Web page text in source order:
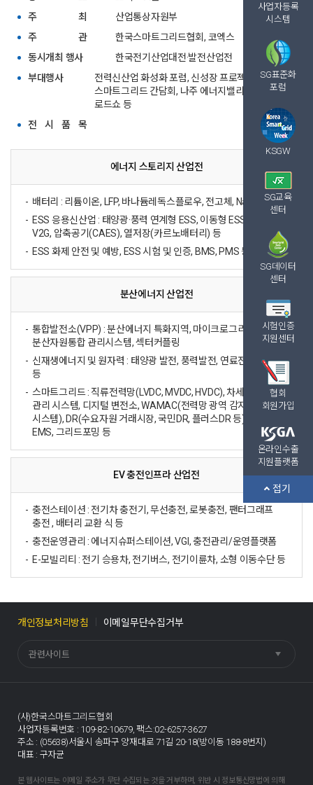
사업자등록
시스템
SG표준화
포럼
KSGW
SG교육
센터
SG데이터
센터
시험인증
지원센터
협회
회원가입
온라인수출
지원플랫폼
접기
주
최
산업통상자원부
주
관
한국스마트그리드협회, 코엑스
동시개최 행사
한국전기산업대전·발전산업전
부대행사
전력신산업 화성화 포럼, 신성장 프로젝트
스마트그리드 간담회, 나주 에너지밸리 투자유치
로드쇼 등
전
시 품 목
에너지 스토리지 산업전
배터리 : 리튬이온, LFP, 바나듐레독스플로우, 전고체, NaS 등
ESS 응용신산업 : 태양광·풍력 연계형 ESS, 이동형 ESS, 양수발전,
V2G, 압축공기(CAES), 열저장(카르노배터리) 등
ESS 화제 안전 및 예방, ESS 시험 및 인증, BMS, PMS 등
분산에너지 산업전
통합발전소(VPP) : 분산에너지 특화지역, 마이크로그리드,
분산자원통합 관리시스템, 섹터커플링
신재생에너지 및 원자력 : 태양광 발전, 풍력발전, 연료전지, SMR
등
스마트그리드 : 직류전력망(LVDC, MVDC, HVDC), 차세대 배전망
관리 시스템, 디지털 변전소, WAMAC(전력망 광역 감지제어
시스템), DR(수요자원 거래시장, 국민DR, 플러스DR 등), AMI,
EMS, 그리드포밍 등
EV 충전인프라 산업전
충전스테이션 : 전기차 충전기, 무선충전, 로봇충전, 팬터그래프
충전 , 배터리 교환 식 등
충전운영관리 : 에너지슈퍼스테이션, VGI, 충전관리/운영플랫폼
E-모빌리티 : 전기 승용차, 전기버스, 전기이륜차, 소형 이동수단 등
개인정보처리방침 이메일무단수집거부
관련사이트
(사)한국스마트그리드협회
사업자등록번호 : 109-82-10679, 팩스:02-6257-3627
주소 : (05638)서울시 송파구 양재대로 71길 20-18(방이동 188-8번지)
대표 : 구자균
본 웹사이트는 이메일 주소가 무단 수집되는 것을 거부하며, 위반 시 정보통신망법에 의해